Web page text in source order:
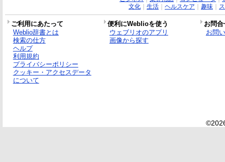
文化｜ 生活｜ ヘルスケア 趣味｜
ご利用にあたって 便利にWeblioを使う
お問
Weblio辞書とは
検索の仕方
ヘルプ
利用規約
プライバシーポリシー
クッキー・アクセスデータ
について
ウェブリオのアプリ
画像から探す
お問